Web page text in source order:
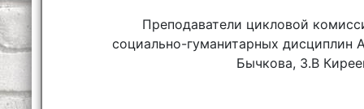
Преподаватели цикловой
социально-гуманитарных дисциплин
Бычкова, З.В